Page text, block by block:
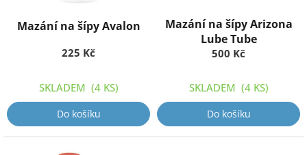
Mazání na šípy Avalon
225 Kč
SKLADEM (4 KS)
Do košíku
Mazání na šípy Arizona
Lube Tube
500 Kč
SKLADEM (4 KS)
Do košíku